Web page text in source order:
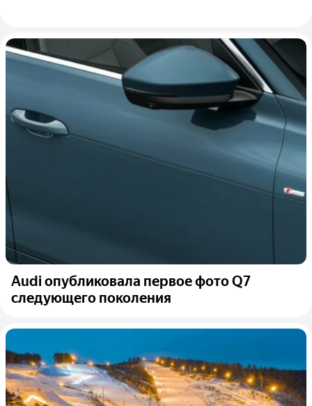
Audi опубликовала первое фото Q7
следующего поколения